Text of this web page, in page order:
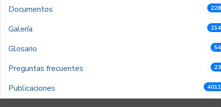
Documentos
Galería
Glosario
Preguntas frecuentes
Publicaciones